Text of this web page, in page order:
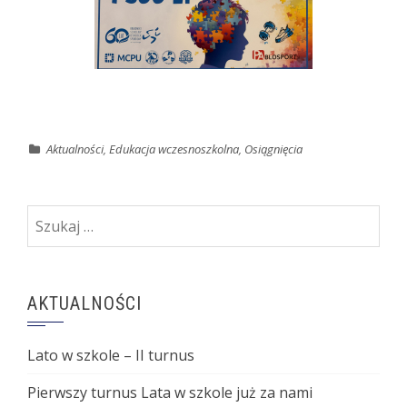
Aktualności,Edukacja wczesnoszkolna, Osiągnięcia
Szukaj:
AKTUALNOŚCI
Lato w szkole – II turnus
Pierwszy turnus Lata w szkole już za nami